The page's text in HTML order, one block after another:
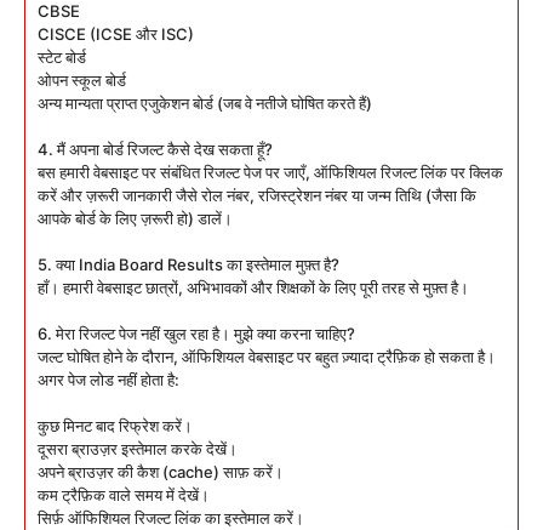
CBSE
CISCE (ICSE और ISC)
स्टेट बोर्ड
ओपन स्कूल बोर्ड
अन्य मान्यता प्राप्त एजुकेशन बोर्ड (जब वे नतीजे घोषित करते हैं)
4. मैं अपना बोर्ड रिजल्ट कैसे देख सकता हूँ?
बस हमारी वेबसाइट पर संबंधित रिजल्ट पेज पर जाएँ, ऑफिशियल रिजल्ट लिंक पर क्लिक
करें और ज़रूरी जानकारी जैसे रोल नंबर, रजिस्ट्रेशन नंबर या जन्म तिथि (जैसा कि
आपके बोर्ड के लिए ज़रूरी हो) डालें।
5. क्या India Board Results का इस्तेमाल मुफ़्त है?
हाँ। हमारी वेबसाइट छात्रों, अभिभावकों और शिक्षकों के लिए पूरी तरह से मुफ़्त है।
6. मेरा रिजल्ट पेज नहीं खुल रहा है। मुझे क्या करना चाहिए?
जल्ट घोषित होने के दौरान, ऑफिशियल वेबसाइट पर बहुत ज़्यादा ट्रैफ़िक हो सकता है।
अगर पेज लोड नहीं होता है:
कुछ मिनट बाद रिफ्रेश करें।
दूसरा ब्राउज़र इस्तेमाल करके देखें।
अपने ब्राउज़र की कैश (cache) साफ़ करें।
कम ट्रैफ़िक वाले समय में देखें।
सिर्फ़ ऑफिशियल रिजल्ट लिंक का इस्तेमाल करें।